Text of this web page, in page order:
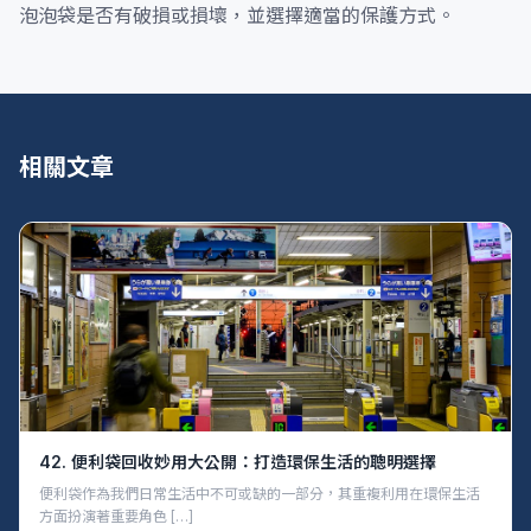
泡泡袋是否有破損或損壞，並選擇適當的保護方式。
相關文章
42. 便利袋回收妙用大公開：打造環保生活的聰明選擇
便利袋作為我們日常生活中不可或缺的一部分，其重複利用在環保生活
方面扮演著重要角色 […]